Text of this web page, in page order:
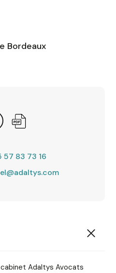
Bordeaux
57 83 73 16
Adaltys Avocats